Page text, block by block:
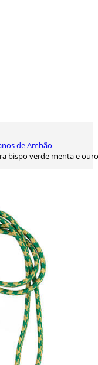
de Ambão
bispo verde menta e ouro